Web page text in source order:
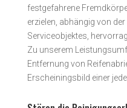
festgefahrene
erzielen, abhängig von
Serviceobjektes,
Zu unserem
Entfernung von
Erscheiningsbild einer